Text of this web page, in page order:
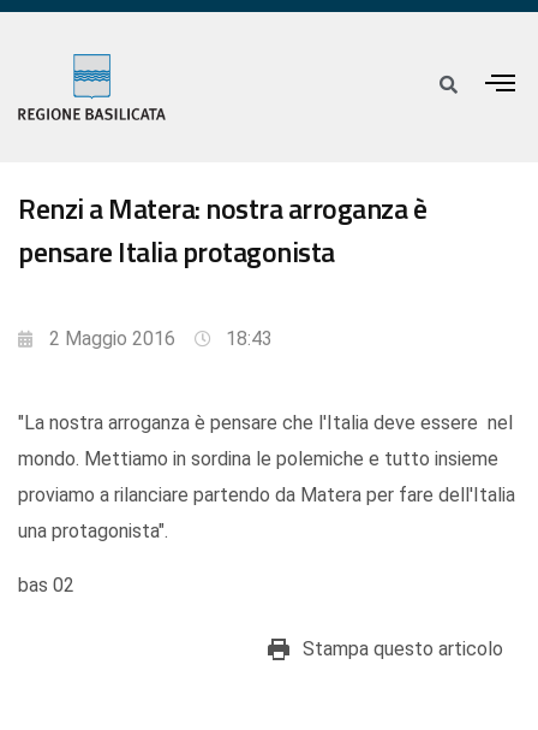
Renzi a Matera: nostra arroganza è
pensare Italia protagonista
2 Maggio 2016 18:43
"La nostra arroganza è pensare che l'Italia deve essere nel
mondo. Mettiamo in sordina le polemiche e tutto insieme
proviamo a rilanciare partendo da Matera per fare dell'Italia
una protagonista".
bas 02
Stampa questo articolo